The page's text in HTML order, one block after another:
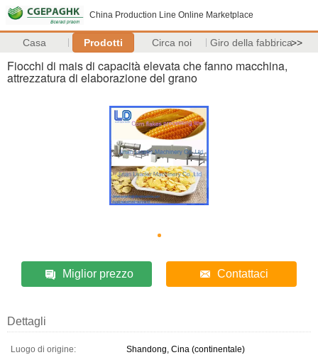
China Production Line Online Marketplace
Casa Prodotti Circa noi Giro della fabbrica>>
Fiocchi di mais di capacità elevata che fanno macchina,
attrezzatura di elaborazione del grano
Miglior prezzo Contattaci
Dettagli
Luogo di origine:
Shandong, Cina (continentale)